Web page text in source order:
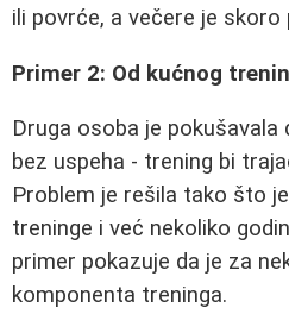
ili povrće, a večere je skoro
Primer 2: Od kućnog
Druga osoba je pokušavala
bez uspeha - trening bi
Problem je rešila tako što
treninge i već nekoliko
primer pokazuje da je za
komponenta treninga.